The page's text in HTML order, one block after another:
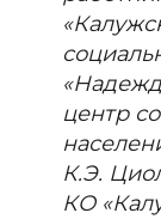
центр
К.Э.
КО